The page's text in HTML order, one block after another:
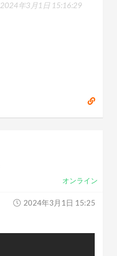
2024年3月1日 15:16:29
オンライン
2024年3月1日 15:25